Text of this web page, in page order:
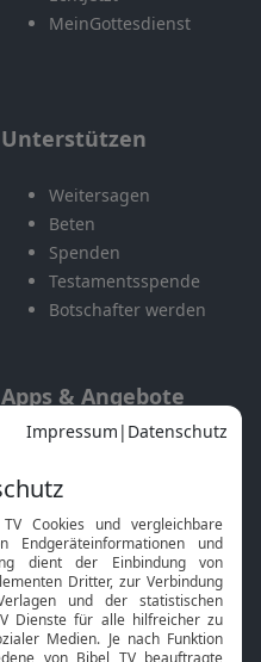
MeinGottesdienst
Unterstützen
Weitersagen
Beten
Spenden
Testamentsspende
Botschafter werden
Apps & Angebote
Mobile App
Smart TV
HbbTV
Bibelthek Online-Bibel
Nächster Gottesdienst